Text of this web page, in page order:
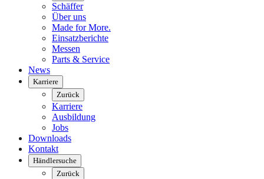
Schäffer
Über uns
Made for More.
Einsatzberichte
Messen
Parts & Service
News
Karriere
Zurück
Karriere
Ausbildung
Jobs
Downloads
Kontakt
Händlersuche
Zurück